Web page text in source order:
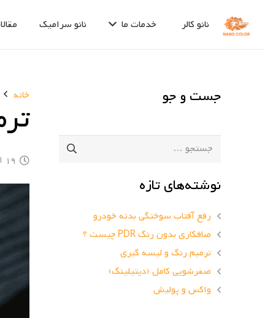
نانو کالر خدمات ما نانو سرامیک
جست و جو
جستجو
نوشته‌های تازه
رفع آفتاب سوختگی بدنه خودرو
صافکاری بدون رنگ PDR چیست ؟
ترمیم رنگ و لیسه گیری
صفرشویی کامل (دیتیلینگ)
واکس و پولیش
خانه
19 اسفند, 1401